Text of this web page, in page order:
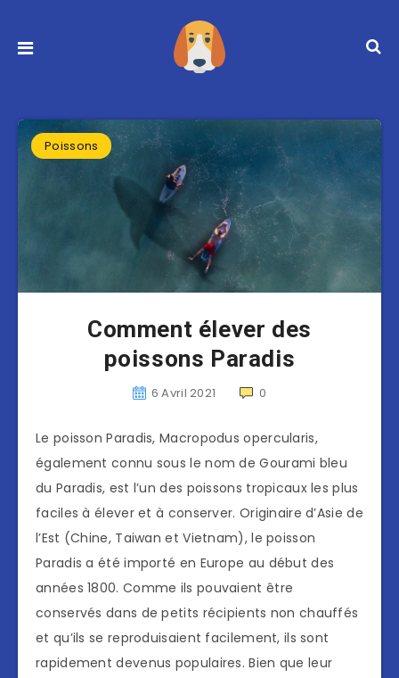
Poissons
Comment élever des
poissons Paradis
6 Avril 2021 0
Le poisson Paradis, Macropodus opercularis,
également connu sous le nom de Gourami bleu
du Paradis, est l’un des poissons tropicaux les plus
faciles à élever et à conserver. Originaire d’Asie de
l’Est (Chine, Taiwan et Vietnam), le poisson
Paradis a été importé en Europe au début des
années 1800. Comme ils pouvaient être
conservés dans de petits récipients non chauffés
et qu’ils se reproduisaient facilement, ils sont
rapidement devenus populaires. Bien que leur